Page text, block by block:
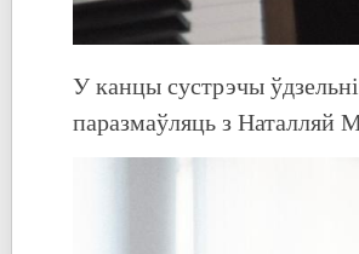
У канцы сустрэчы
паразмаўляць з Наталляй